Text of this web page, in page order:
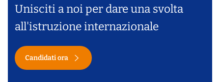
Unisciti a noi per dare una svolta
all'istruzione internazionale
Candidati ora